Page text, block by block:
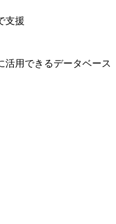
支援
活用できるデータベース